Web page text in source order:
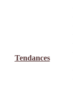
Tendances